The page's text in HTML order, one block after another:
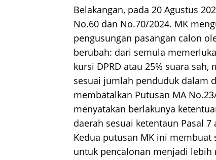
Belakangan, pada 20 Agustus
No.60 dan No.70/2024. MK
pengusungan pasangan calon
berubah: dari semula
kursi DPRD atau 25% suara sah,
sesuai jumlah penduduk dalam
membatalkan Putusan MA
menyatakan berlakunya
daerah sesuai ketentaun Pasal
Kedua putusan MK ini
untuk pencalonan menjadi lebih